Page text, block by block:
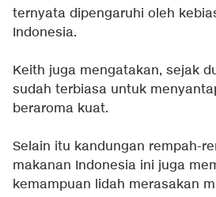
ternyata dipengaruhi oleh
Indonesia.
Keith juga mengatakan, sejak
sudah terbiasa untuk
beraroma kuat.
Selain itu kandungan rempah-
makanan Indonesia ini juga
kemampuan lidah merasakan